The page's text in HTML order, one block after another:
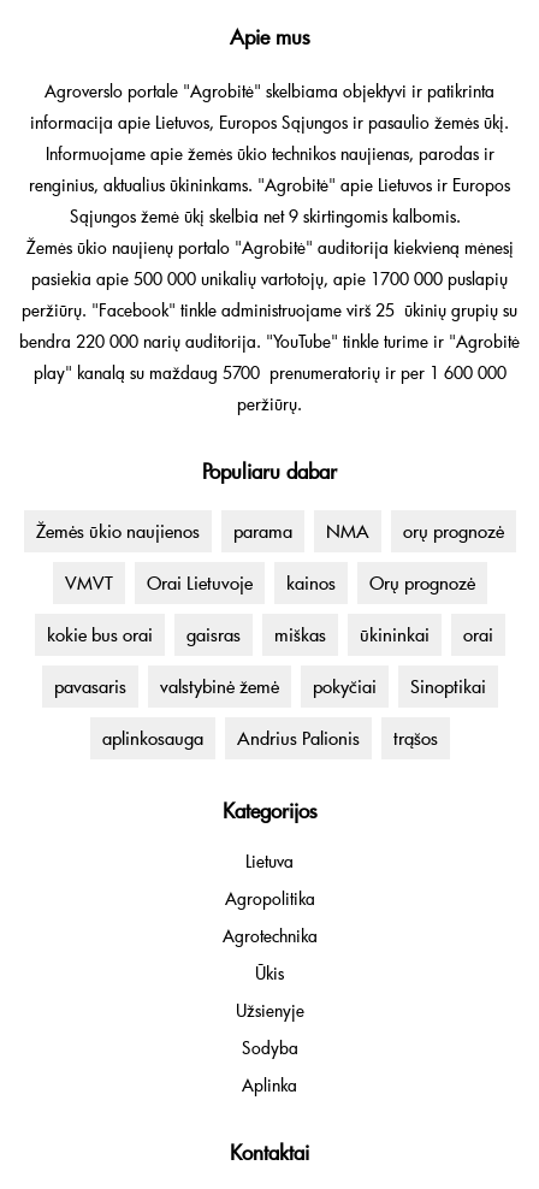
Apie mus
Agroverslo portale "Agrobitė" skelbiama objektyvi ir patikrinta
informacija apie Lietuvos, Europos Sąjungos ir pasaulio žemės ūkį.
Informuojame apie žemės ūkio technikos naujienas, parodas ir
renginius, aktualius ūkininkams. "Agrobitė" apie Lietuvos ir Europos
Sąjungos žemė ūkį skelbia net 9 skirtingomis kalbomis.
Žemės ūkio naujienų portalo "Agrobitė" auditorija kiekvieną mėnesį
pasiekia apie 500 000 unikalių vartotojų, apie 1700 000 puslapių
peržiūrų. "Facebook" tinkle administruojame virš 25 ūkinių grupių su
bendra 220 000 narių auditorija. "YouTube" tinkle turime ir "Agrobitė
play" kanalą su maždaug 5700 prenumeratorių ir per 1 600 000
peržiūrų.
Populiaru dabar
Žemės ūkio naujienos parama NMA orų prognozė
VMVT Orai Lietuvoje kainos Orų prognozė
kokie bus orai gaisras miškas ūkininkai orai
pavasaris valstybinė žemė pokyčiai Sinoptikai
aplinkosauga Andrius Palionis trąšos
Kategorijos
Lietuva
Agropolitika
Agrotechnika
Ūkis
Užsienyje
Sodyba
Aplinka
Kontaktai